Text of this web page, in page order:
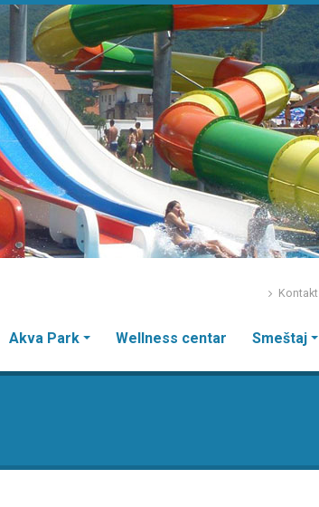
Kontakt
Akva Park Wellness centar Smeštaj